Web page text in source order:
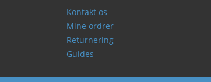
Kontakt os
Mine ordrer
Returnering
Guides